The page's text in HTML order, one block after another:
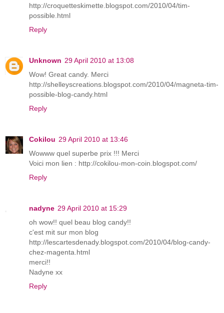
http://croquetteskimette.blogspot.com/2010/04/tim-
possible.html
Reply
Unknown 29 April 2010 at 13:08
Wow! Great candy. Merci
http://shelleyscreations.blogspot.com/2010/04/magneta-tim-
possible-blog-candy.html
Reply
Cokilou 29 April 2010 at 13:46
Wowww quel superbe prix !!! Merci
Voici mon lien : http://cokilou-mon-coin.blogspot.com/
Reply
nadyne 29 April 2010 at 15:29
oh wow!! quel beau blog candy!!
c'est mit sur mon blog
http://lescartesdenady.blogspot.com/2010/04/blog-candy-
chez-magenta.html
merci!!
Nadyne xx
Reply